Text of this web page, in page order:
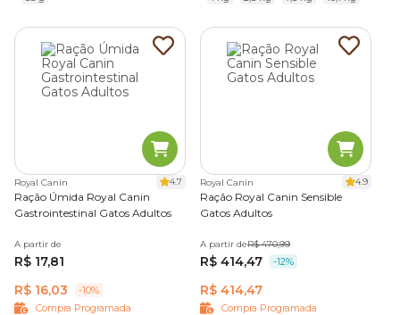
Royal Canin 4.7
Ração Úmida Royal Canin
Gastrointestinal Gatos Adultos
A partir de
R$ 17,81
R$ 16,03
-10%
Compra Programada
Royal Canin 4.9
Ração Royal Canin Sensible
Gatos Adultos
A partir deR$ 470,99
R$ 414,47 -12%
R$ 414,47
Compra Programada